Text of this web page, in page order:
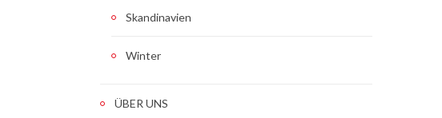
Skandinavien
Winter
ÜBER UNS